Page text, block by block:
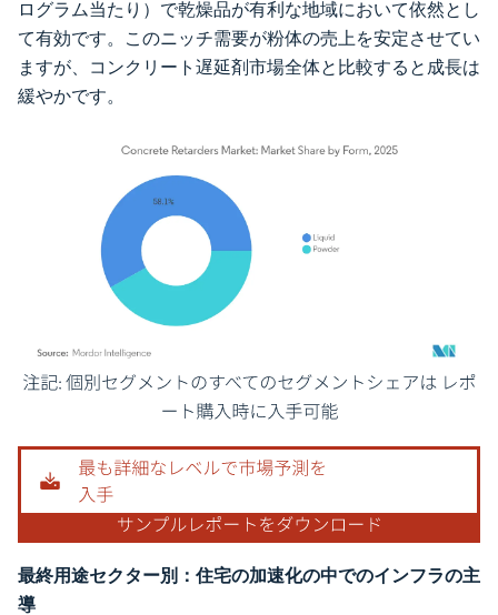
ログラム当たり）で乾燥品が有利な地域において依然とし
て有効です。このニッチ需要が粉体の売上を安定させてい
ますが、コンクリート遅延剤市場全体と比較すると成長は
緩やかです。
画像 © Mordor Intelligence。再利用にはCC BY 4.0の表示が必要です。
最終用途セクター別：住宅の加速化の中でのインフラの主
導